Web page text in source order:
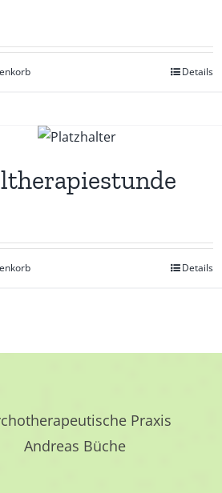
Details
Details
Praxis
Andreas Büche